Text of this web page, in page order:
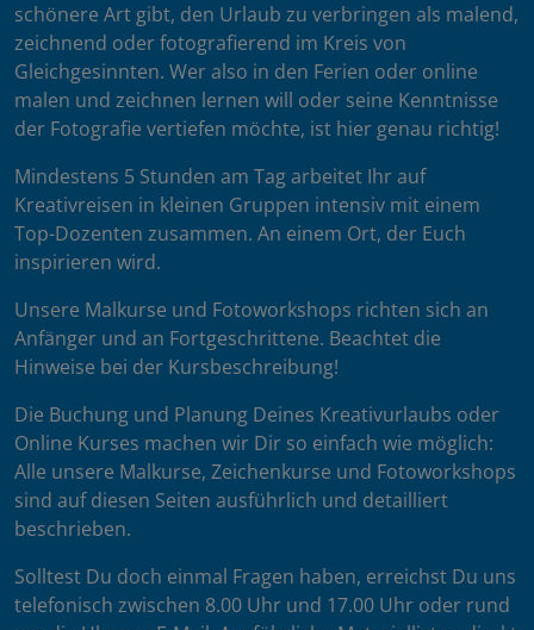
schönere Art gibt, den Urlaub zu verbringen als malend,
zeichnend oder fotografierend im Kreis von
Gleichgesinnten. Wer also in den Ferien oder online
malen und zeichnen lernen will oder seine Kenntnisse
der Fotografie vertiefen möchte, ist hier genau richtig!
Mindestens 5 Stunden am Tag arbeitet Ihr auf
Kreativreisen in kleinen Gruppen intensiv mit einem
Top-Dozenten zusammen. An einem Ort, der Euch
inspirieren wird.
Unsere Malkurse und Fotoworkshops richten sich an
Anfänger und an Fortgeschrittene. Beachtet die
Hinweise bei der Kursbeschreibung!
Die Buchung und Planung Deines Kreativurlaubs oder
Online Kurses machen wir Dir so einfach wie möglich:
Alle unsere Malkurse, Zeichenkurse und Fotoworkshops
sind auf diesen Seiten ausführlich und detailliert
beschrieben.
Solltest Du doch einmal Fragen haben, erreichst Du uns
telefonisch zwischen 8.00 Uhr und 17.00 Uhr oder rund